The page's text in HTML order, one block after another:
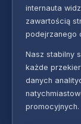
internauta
zawartością
podejrzanego
Nasz stabilny
każde
danych
promocyjnych.